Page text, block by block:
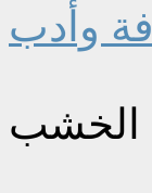
وأدب
الخشب